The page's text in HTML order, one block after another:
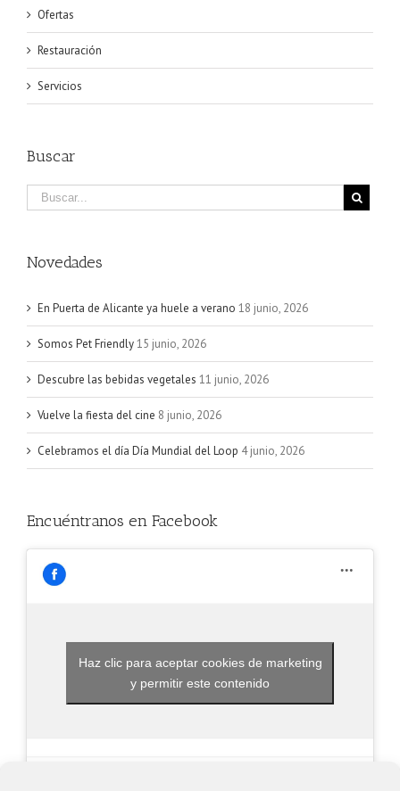
Ofertas
Restauración
Servicios
Buscar
Novedades
En Puerta de Alicante ya huele a verano 18 junio, 2026
Somos Pet Friendly15 junio, 2026
Descubre las bebidas vegetales 11 junio, 2026
Vuelve la fiesta del cine 8 junio, 2026
Celebramos el día Día Mundial del Loop 4 junio, 2026
Encuéntranos en Facebook
Haz clic para aceptar cookies de marketing
y permitir este contenido